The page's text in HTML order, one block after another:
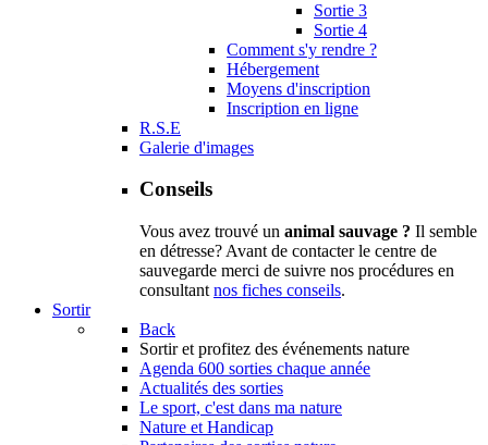
Sortie 3
Sortie 4
Comment s'y rendre ?
Hébergement
Moyens d'inscription
Inscription en ligne
R.S.E
Galerie d'images
Conseils
Vous avez trouvé un animal sauvage ? Il semble
en détresse? Avant de contacter le centre de
sauvegarde merci de suivre nos procédures en
consultant nos fiches conseils.
Sortir
Back
Sortir et profitez des événements nature
Agenda 600 sorties chaque année
Actualités des sorties
Le sport, c'est dans ma nature
Nature et Handicap